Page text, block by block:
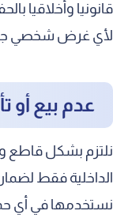
قانونيا وأخلاقيا
لأي غرض شخصي
عدم بيع أو
نلتزم بشكل قاطع
الداخلية فقط
نستخدمها في أي